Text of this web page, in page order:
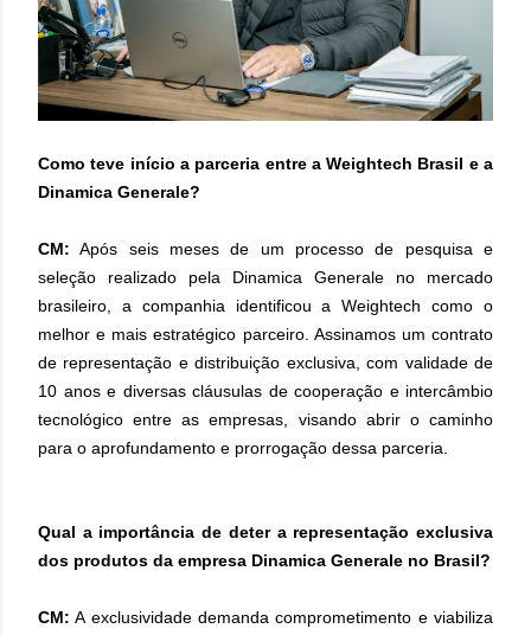
Como teve início a parceria entre a Weightech Brasil e a
Dinamica Generale?
CM: Após seis meses de um processo de pesquisa e
seleção realizado pela Dinamica Generale no mercado
brasileiro, a companhia identificou a Weightech como o
melhor e mais estratégico parceiro. Assinamos um contrato
de representação e distribuição exclusiva, com validade de
10 anos e diversas cláusulas de cooperação e intercâmbio
tecnológico entre as empresas, visando abrir o caminho
para o aprofundamento e prorrogação dessa parceria.
Qual a importância de deter a representação exclusiva
dos produtos da empresa Dinamica Generale no Brasil?
CM: A exclusividade demanda comprometimento e viabiliza